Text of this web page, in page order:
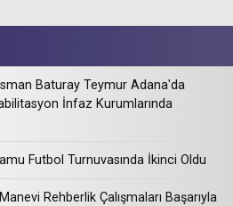
Baturay Teymur Adana'da
İnfaz Kurumlarında
Futbol Turnuvasında İkinci Oldu
Rehberlik Çalışmaları Başarıyla